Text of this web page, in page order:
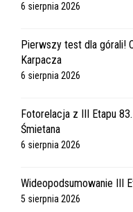
6 sierpnia 2026
Pierwszy test dla górali!
Karpacza
6 sierpnia 2026
Fotorelacja z III Etapu
Śmietana
6 sierpnia 2026
Wideopodsumowanie III
5 sierpnia 2026